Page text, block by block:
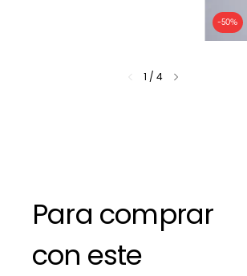
-50%
1 /4
Para comprar
con este